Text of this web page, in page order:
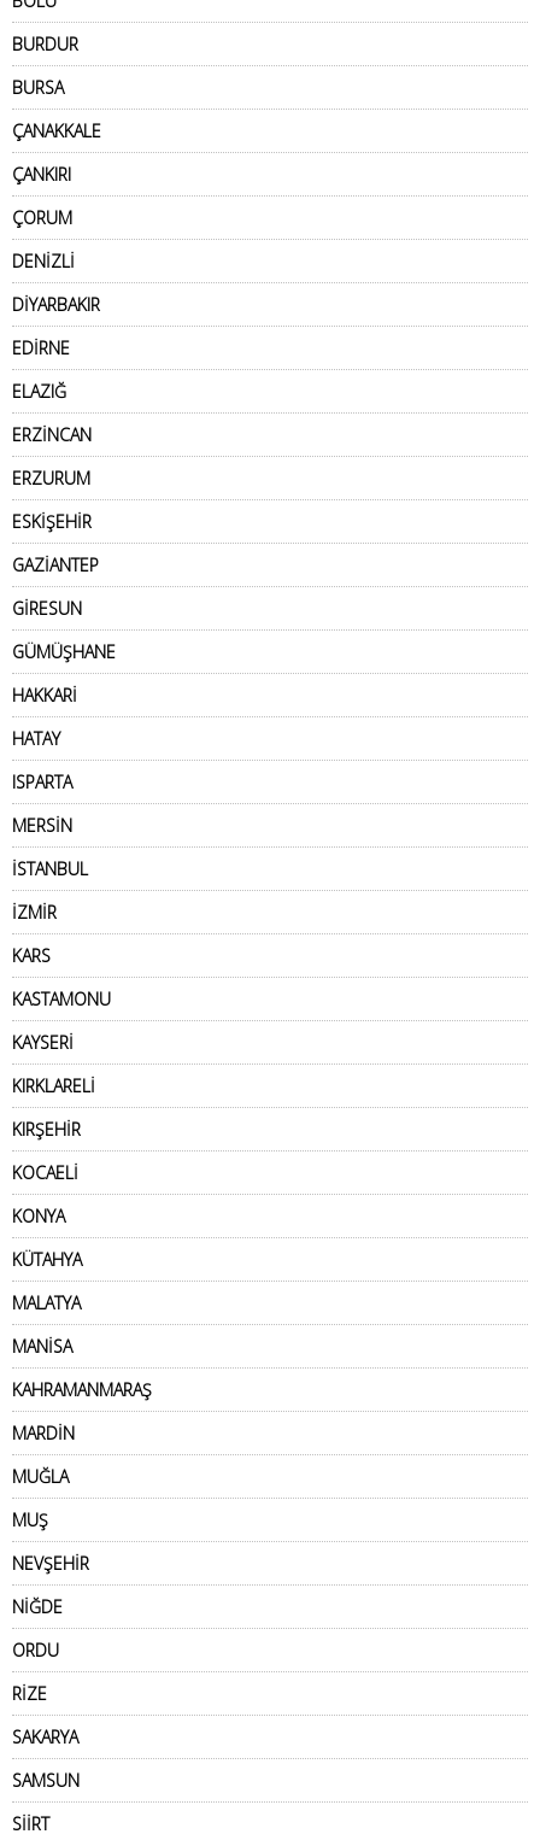
BURDUR
BURSA
ÇANAKKALE
ÇANKIRI
ÇORUM
DENİZLİ
DİYARBAKIR
EDİRNE
ELAZIĞ
ERZİNCAN
ERZURUM
ESKİŞEHİR
GAZİANTEP
GİRESUN
GÜMÜŞHANE
HAKKARİ
HATAY
ISPARTA
MERSİN
İSTANBUL
İZMİR
KARS
KASTAMONU
KAYSERİ
KIRKLARELİ
KIRŞEHİR
KOCAELİ
KONYA
KÜTAHYA
MALATYA
MANİSA
KAHRAMANMARAŞ
MARDİN
MUĞLA
MUŞ
NEVŞEHİR
NİĞDE
ORDU
RİZE
SAKARYA
SAMSUN
SİİRT